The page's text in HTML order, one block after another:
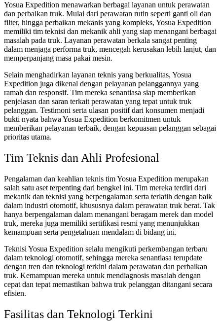
Yosua Expedition menawarkan berbagai layanan untuk perawatan
dan perbaikan truk. Mulai dari perawatan rutin seperti ganti oli dan
filter, hingga perbaikan mekanis yang kompleks, Yosua Expedition
memiliki tim teknisi dan mekanik ahli yang siap menangani berbagai
masalah pada truk. Layanan perawatan berkala sangat penting
dalam menjaga performa truk, mencegah kerusakan lebih lanjut, dan
memperpanjang masa pakai mesin.
Selain menghadirkan layanan teknis yang berkualitas, Yosua
Expedition juga dikenal dengan pelayanan pelanggannya yang
ramah dan responsif. Tim mereka senantiasa siap memberikan
penjelasan dan saran terkait perawatan yang tepat untuk truk
pelanggan. Testimoni serta ulasan positif dari konsumen menjadi
bukti nyata bahwa Yosua Expedition berkomitmen untuk
memberikan pelayanan terbaik, dengan kepuasan pelanggan sebagai
prioritas utama.
Tim Teknis dan Ahli Profesional
Pengalaman dan keahlian teknis tim Yosua Expedition merupakan
salah satu aset terpenting dari bengkel ini. Tim mereka terdiri dari
mekanik dan teknisi yang berpengalaman serta terlatih dengan baik
dalam industri otomotif, khususnya dalam perawatan truk berat. Tak
hanya berpengalaman dalam menangani beragam merek dan model
truk, mereka juga memiliki sertifikasi resmi yang menunjukkan
kemampuan serta pengetahuan mendalam di bidang ini.
Teknisi Yosua Expedition selalu mengikuti perkembangan terbaru
dalam teknologi otomotif, sehingga mereka senantiasa terupdate
dengan tren dan teknologi terkini dalam perawatan dan perbaikan
truk. Kemampuan mereka untuk mendiagnosis masalah dengan
cepat dan tepat memastikan bahwa truk pelanggan ditangani secara
efisien.
Fasilitas dan Teknologi Terkini